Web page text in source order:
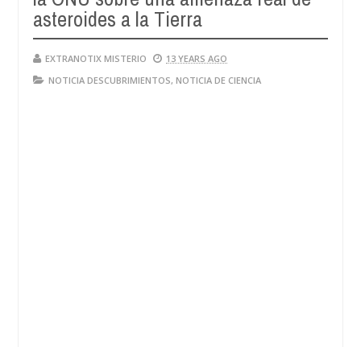
asteroides a la Tierra
EXTRANOTIX MISTERIO
13 YEARS AGO
NOTICIA DESCUBRIMIENTOS, NOTICIA DE CIENCIA